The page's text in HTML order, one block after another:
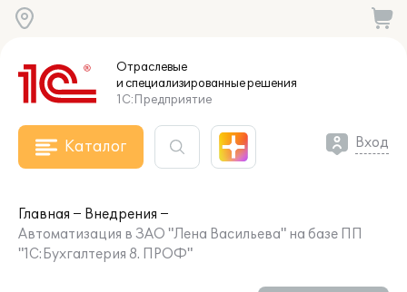
Отраслевые
и специализированныерешения
1С:Предприятие
Каталог Вход
Главная
Внедрения
Автоматизация в ЗАО "Лена Васильева" на базе ПП
"1С:Бухгалтерия 8. ПРОФ"